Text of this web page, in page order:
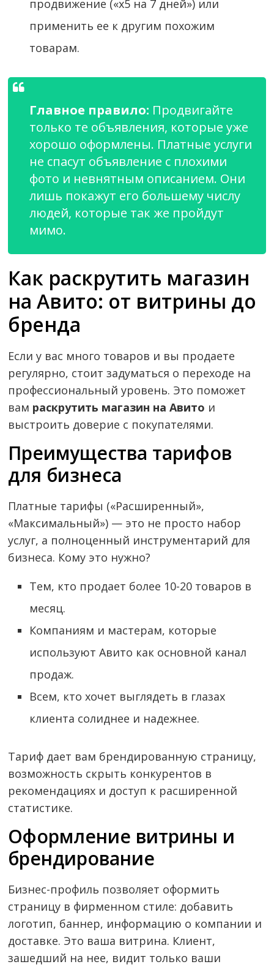
продвижение («х5 на 7 дней») или
применить ее к другим похожим
товарам.
Главное правило: Продвигайте
только те объявления, которые уже
хорошо оформлены. Платные услуги
не спасут объявление с плохими
фото и невнятным описанием. Они
лишь покажут его большему числу
людей, которые так же пройдут
мимо.
Как раскрутить магазин
на Авито: от витрины до
бренда
Если у вас много товаров и вы продаете
регулярно, стоит задуматься о переходе на
профессиональный уровень. Это поможет
вам раскрутить магазин на Авито и
выстроить доверие с покупателями.
Преимущества тарифов
для бизнеса
Платные тарифы («Расширенный»,
«Максимальный») — это не просто набор
услуг, а полноценный инструментарий для
бизнеса. Кому это нужно?
Тем, кто продает более 10-20 товаров в
месяц.
Компаниям и мастерам, которые
используют Авито как основной канал
продаж.
Всем, кто хочет выглядеть в глазах
клиента солиднее и надежнее.
Тариф дает вам брендированную страницу,
возможность скрыть конкурентов в
рекомендациях и доступ к расширенной
статистике.
Оформление витрины и
брендирование
Бизнес-профиль позволяет оформить
страницу в фирменном стиле: добавить
логотип, баннер, информацию о компании и
доставке. Это ваша витрина. Клиент,
зашедший на нее, видит только ваши